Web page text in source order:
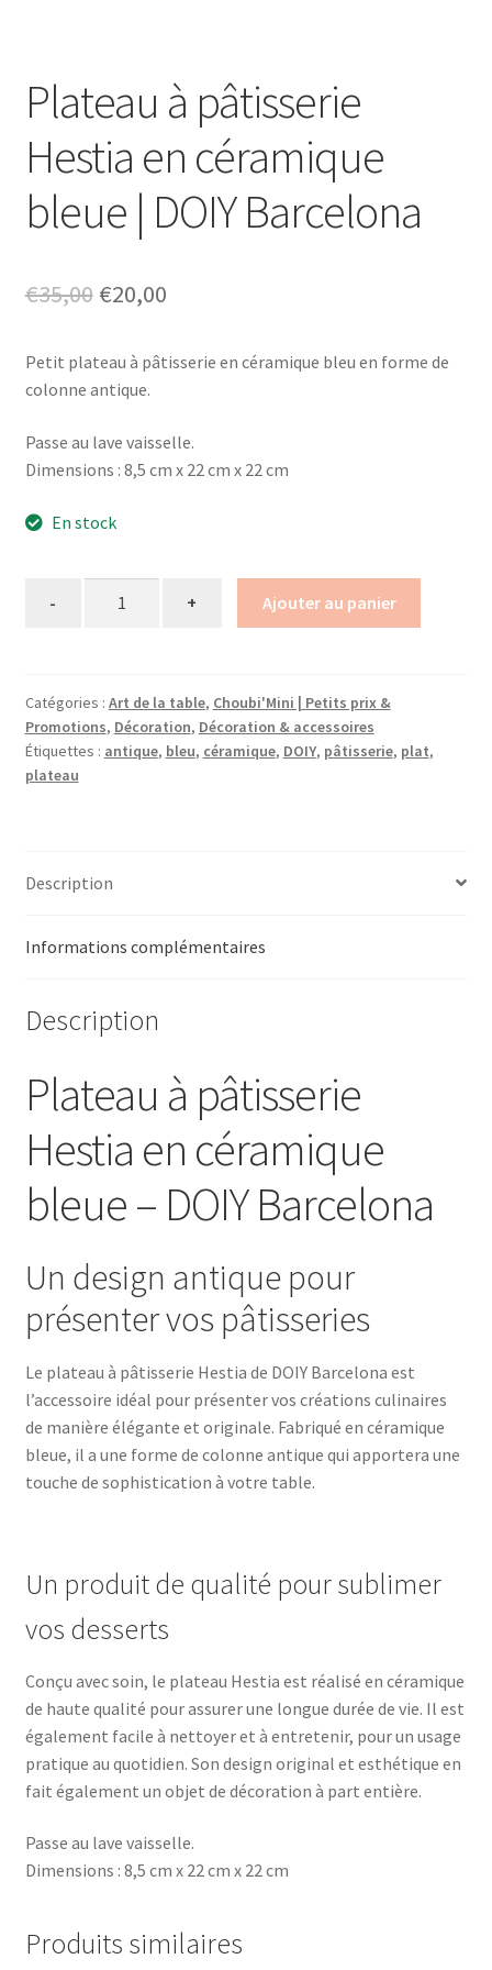
Plateau à pâtisserie
Hestia en céramique
bleue | DOIY Barcelona
€35,00 Le
initial
€35,00.
€20,00Le
actuel
€20,00.
Petit plateau à pâtisserie en céramique bleu en forme de
colonne antique.
Passe au lave vaisselle.
Dimensions : 8,5 cm x 22 cm x 22 cm
En stock
Ajouter au panier
Catégories : Art de la table, Choubi'Mini | Petits prix &
Promotions, Décoration, Décoration & accessoires
Étiquettes : antique, bleu, céramique, DOIY, pâtisserie, plat,
plateau
Description
Informations complémentaires
Description
Plateau à pâtisserie
Hestia en céramique
bleue – DOIY Barcelona
Un design antique pour
présenter vos pâtisseries
Le plateau à pâtisserie Hestia de DOIY Barcelona est
l’accessoire idéal pour présenter vos créations culinaires
de manière élégante et originale. Fabriqué en céramique
bleue, il a une forme de colonne antique qui apportera une
touche de sophistication à votre table.
Un produit de qualité pour sublimer
vos desserts
Conçu avec soin, le plateau Hestia est réalisé en céramique
de haute qualité pour assurer une longue durée de vie. Il est
également facile à nettoyer et à entretenir, pour un usage
pratique au quotidien. Son design original et esthétique en
fait également un objet de décoration à part entière.
Passe au lave vaisselle.
Dimensions : 8,5 cm x 22 cm x 22 cm
Produits similaires